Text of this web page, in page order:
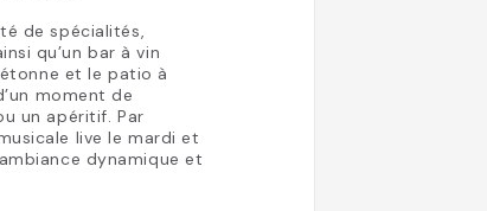
de spécialités,
qu’un bar à vin
et le patio à
moment de
un apéritif. Par
live le mardi et
dynamique et